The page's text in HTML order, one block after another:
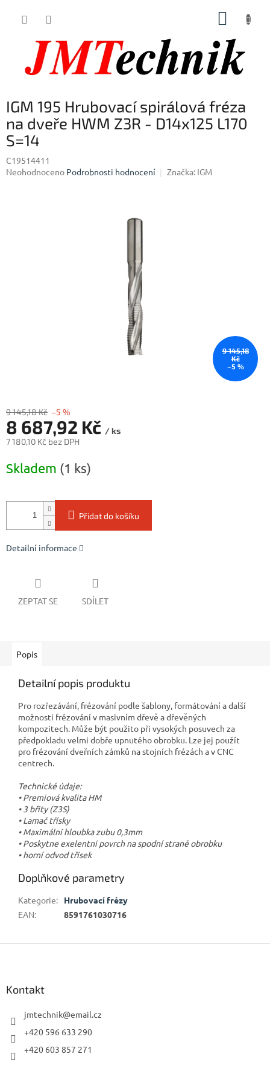
IGM 195 Hrubovací spirálová fréza
na dveře HWM Z3R - D14x125 L170
S=14
C19514411
Průměrné
Neohodnoceno Podrobnosti hodnocení Značka: IGM
9 145,18
Kč
–5 %
9 145,18 Kč –5 %
8 687,92 Kč / ks
7 180,10 Kč bez DPH
cena:
Skladem (1 ks)
Přidat do košíku
Detailní informace
ZEPTAT SE SDÍLET
Popis
Detailní popis produktu
Pro rozřezávání, frézování podle šablony, formátování a další
možnosti frézování v masivním dřevě a dřevěných
kompozitech. Může být použito při vysokých posuvech za
předpokladu velmi dobře upnutého obrobku. Lze jej použít
pro frézování dveřních zámků na stojních frézách a v CNC
centrech.
Technické údaje:
• Premiová kvalita HM
• 3 břity (Z3S)
• Lamač třísky
• Maximální hloubka zubu 0,3mm
• Poskytne exelentní povrch na spodní straně obrobku
• horní odvod třísek
Doplňkové parametry
Kategorie:
Hrubovací frézy
EAN: 8591761030716
Kontakt
jmtechnik@email.cz
+420 596 633 290
+420 603 857 271